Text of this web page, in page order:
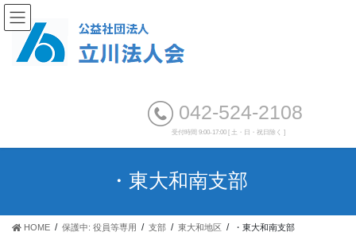
042-524-2108
受付時間 9:00-17:00 [ 土・日・祝日除く ]
・東大和南支部
HOME 保護中: 役員等専用 支部 東大和地区 ・東大和南支部